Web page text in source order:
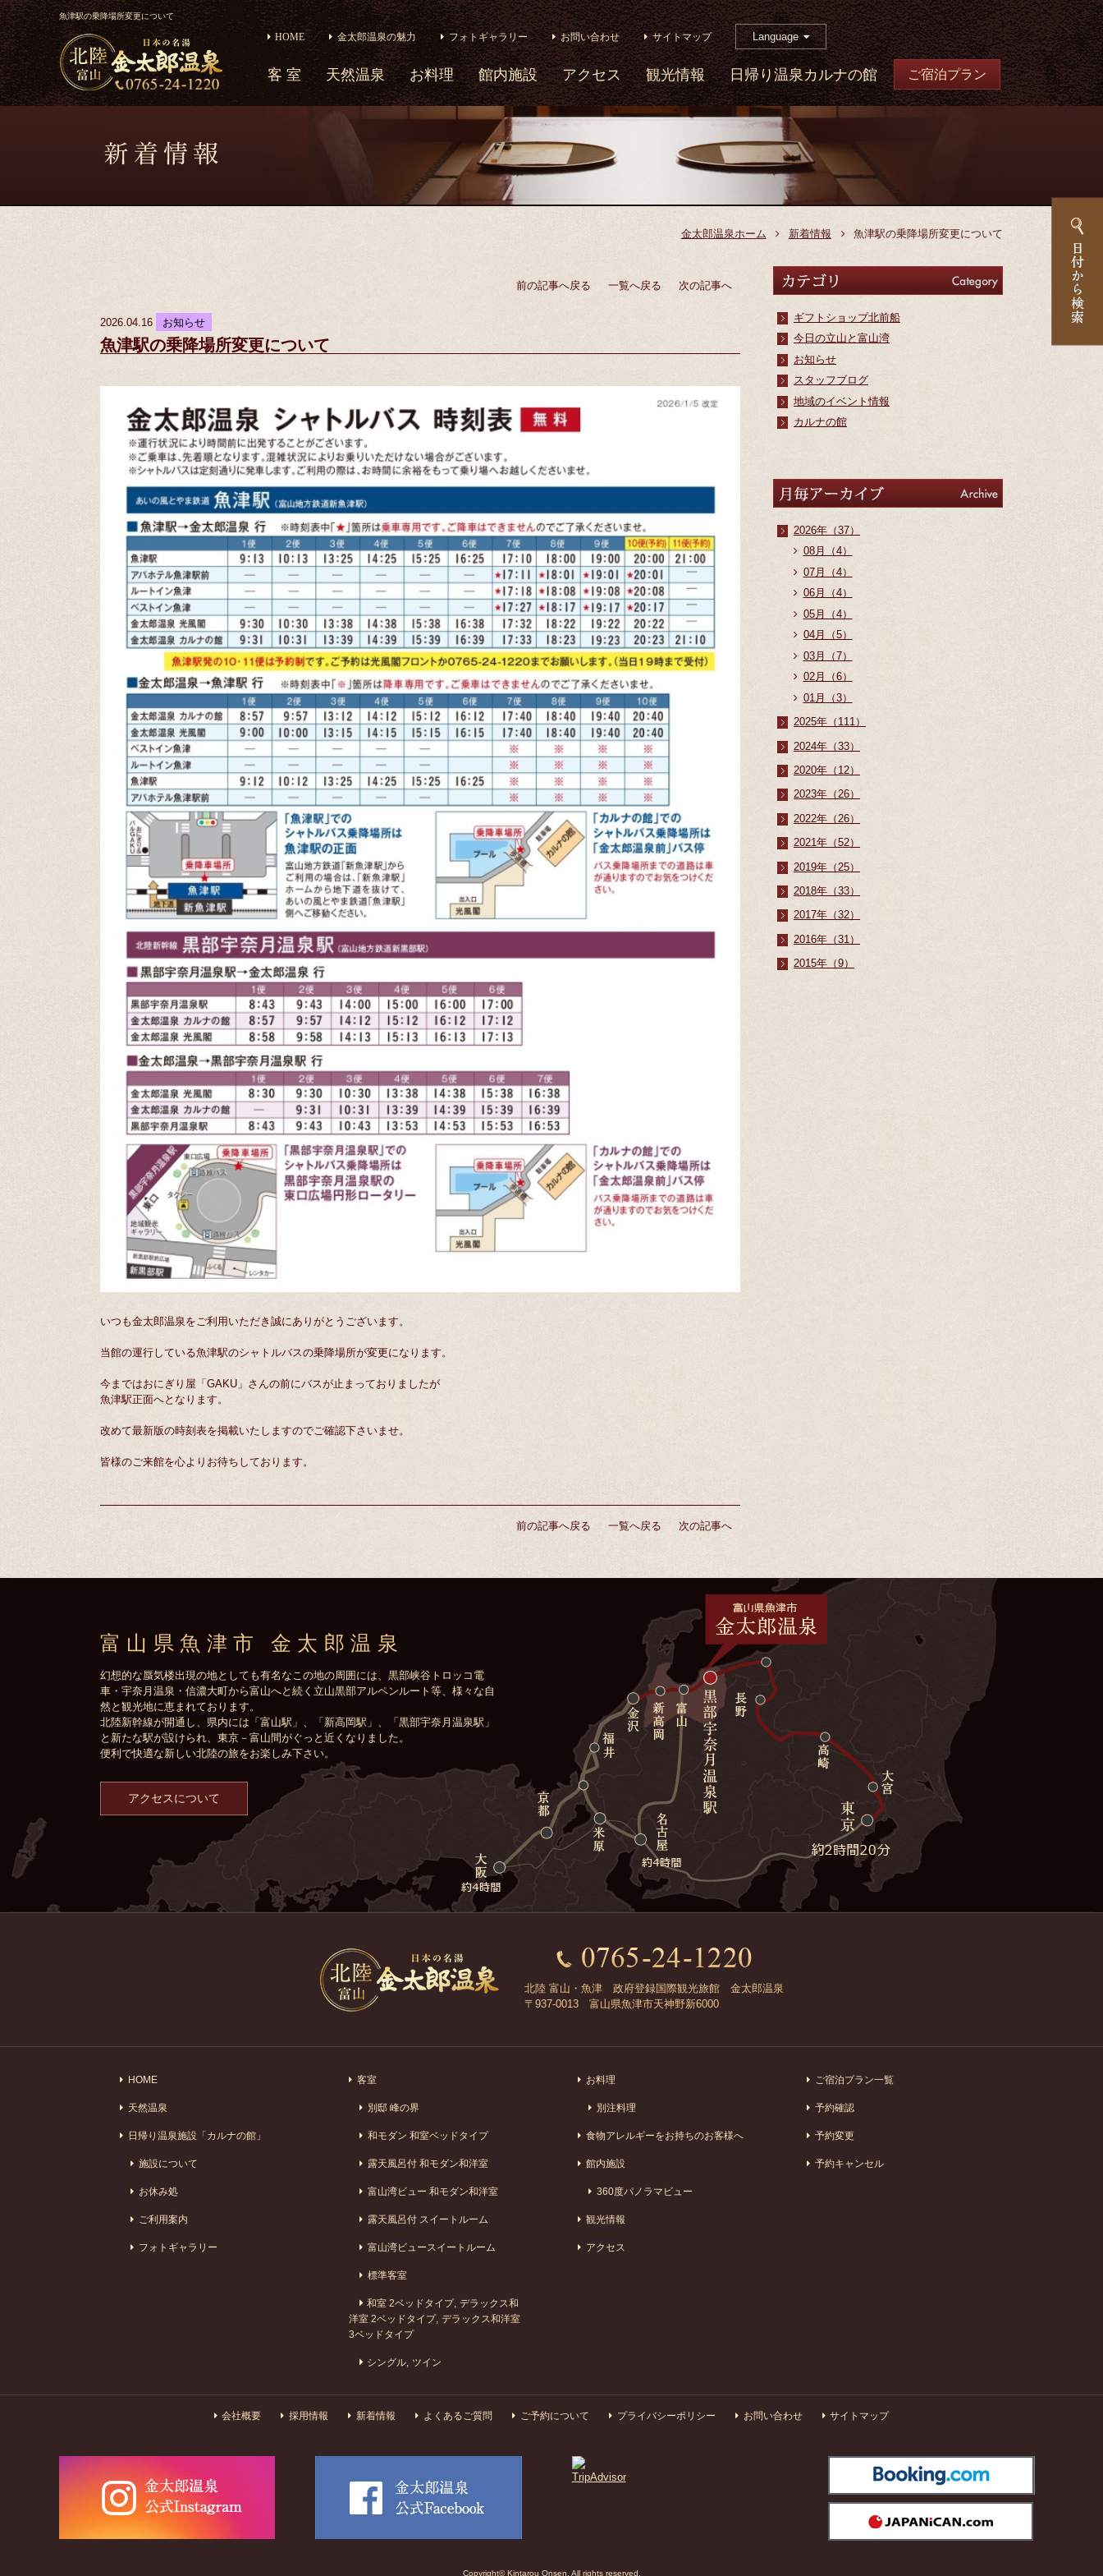
魚津駅の乗降場所変更について
HOME 金太郎温泉の魅力 フォトギャラリー お問い合わせ サイトマップ Language
客 室 天然温泉 お料理 館内施設 アクセス 観光情報 日帰り温泉カルナの館 ご宿泊プラン
金太郎温泉ホーム 新着情報 魚津駅の乗降場所変更について
前の記事へ戻る 一覧へ戻る 次の記事へ
2026.04.16 お知らせ
魚津駅の乗降場所変更について
いつも金太郎温泉をご利用いただき誠にありがとうございます。
当館の運行している魚津駅のシャトルバスの乗降場所が変更になります。
今まではおにぎり屋「GAKU」さんの前にバスが止まっておりましたが
魚津駅正面へとなります。
改めて最新版の時刻表を掲載いたしますのでご確認下さいませ。
皆様のご来館を心よりお待ちしております。
前の記事へ戻る 一覧へ戻る 次の記事へ
ギフトショップ北前船
今日の立山と富山湾
お知らせ
スタッフブログ
地域のイベント情報
カルナの館
2026年（37）
08月（4）
07月（4）
06月（4）
05月（4）
04月（5）
03月（7）
02月（6）
01月（3）
2025年（111）
2024年（33）
2020年（12）
2023年（26）
2022年（26）
2021年（52）
2019年（25）
2018年（33）
2017年（32）
2016年（31）
2015年（9）
富山県魚津市 金太郎温泉
幻想的な蜃気楼出現の地としても有名なこの地の周囲には、黒部峡谷トロッコ電
車・宇奈月温泉・信濃大町から富山へと続く立山黒部アルペンルート等、様々な自
然と観光地に恵まれております。
北陸新幹線が開通し、県内には「富山駅」、「新高岡駅」、「黒部宇奈月温泉駅」
と新たな駅が設けられ、東京－富山間がぐっと近くなりました。
便利で快適な新しい北陸の旅をお楽しみ下さい。
アクセスについて
北陸 富山・魚津 政府登録国際観光旅館 金太郎温泉
〒937-0013 富山県魚津市天神野新6000
HOME
天然温泉
日帰り温泉施設「カルナの館」
施設について
お休み処
ご利用案内
フォトギャラリー
客室
別邸 峰の界
和モダン 和室ベッドタイプ
露天風呂付 和モダン和洋室
富山湾ビュー 和モダン和洋室
露天風呂付 スイートルーム
富山湾ビュースイートルーム
標準客室
和室 2ベッドタイプ デラックス和
洋室 2ベッドタイプ デラックス和洋室
3ベッドタイプ
シングル ツイン
お料理
別注料理
食物アレルギーをお持ちのお客様へ
館内施設
360度パノラマビュー
観光情報
アクセス
ご宿泊プラン一覧
予約確認
予約変更
予約キャンセル
会社概要 採用情報 新着情報 よくあるご質問 ご予約について プライバシーポリシー お問い合わせ サイトマップ
Copyright© Kintarou Onsen. All rights reserved.